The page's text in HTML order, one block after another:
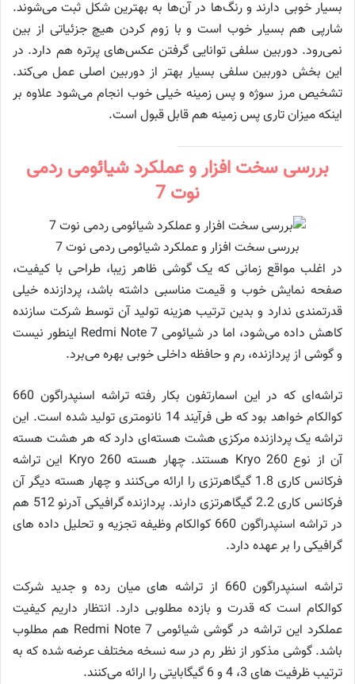
بسیار خوبی دارند و رنگ‌ها در آن‌ها به بهترین شکل ثبت می‌شوند.
شارپی هم بسیار خوب است و با زوم کردن هیچ جزئیاتی از بین
نمی‌رود. دوربین سلفی توانایی گرفتن عکس‌های پرتره هم دارد. در
این بخش دوربین سلفی بسیار بهتر از دوربین اصلی عمل می‌کند.
تشخیص مرز سوژه و پس زمینه خیلی خوب انجام می‌شود علاوه بر
اینکه میزان تاری پس زمینه هم قابل قبول است.
بررسی سخت افزار و عملکرد شیائومی ردمی
نوت 7
بررسی سخت افزار و عملکرد شیائومی ردمی نوت 7
در اغلب مواقع زمانی که یک گوشی ظاهر زیبا، طراحی با کیفیت،
صفحه نمایش خوب و قیمت مناسبی داشته باشد، پردازنده خیلی
قدرتمندی ندارد و بدین ترتیب هزینه تولید آن توسط شرکت سازنده
کاهش داده می‌شود، اما در شیائومی Redmi Note 7 اینطور نیست
و گوشی از پردازنده، رم و حافظه داخلی خوبی بهره می‌برد.
تراشه‌ای که در این اسمارتفون بکار رفته تراشه اسنپدراگون 660
کوالکام خواهد بود که طی فرآیند 14 نانومتری تولید شده است. این
تراشه یک پردازنده مرکزی هشت هسته‌ای دارد که هر هشت هسته
آن از نوع Kryo 260 هستند. چهار هسته Kryo 260 این تراشه
فرکانس کاری 1.8 گیگاهرتزی را ارائه می‌کنند و چهار هسته دیگر آن
فرکانس کاری 2.2 گیگاهرتزی دارند. پردازنده گرافیکی آدرنو 512 هم
در تراشه اسنپدراگون 660 کوالکام وظیفه تجزیه و تحلیل داده های
گرافیکی را بر عهده دارد.
تراشه اسنپدراگون 660 از تراشه‌ های میان رده و جدید شرکت
کوالکام است که قدرت و بازده مطلوبی دارد. انتظار داریم کیفیت
عملکرد این تراشه در گوشی شیائومی Redmi Note 7 هم مطلوب
باشد. گوشی مذکور از نظر رم در سه نسخه مختلف عرضه شده که به
ترتیب ظرفیت های 3، 4 و 6 گیگابایتی را ارائه می‌کنند.